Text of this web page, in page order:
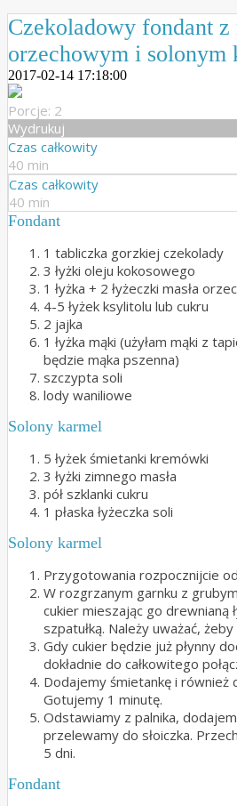
Czekoladowy fondant z
orzechowym i solonym
2017-02-14 17:18:00
Porcje: 2
Wydrukuj
Czas całkowity
40 min
Czas całkowity
40 min
Fondant
1 tabliczka gorzkiej czekolady
3 łyżki oleju kokosowego
1 łyżka + 2 łyżeczki masła
4-5 łyżek ksylitolu lub cukru
2 jajka
1 łyżka mąki (użyłam mąki z
będzie mąka pszenna)
szczypta soli
lody waniliowe
Solony karmel
5 łyżek śmietanki kremówki
3 łyżki zimnego masła
pół szklanki cukru
1 płaska łyżeczka soli
Solony karmel
Przygotowania rozpocznijcie
W rozgrzanym garnku z
cukier mieszając go drewnianą
szpatułką. Należy uważać,
Gdy cukier będzie już płynny
dokładnie do całkowitego
Dodajemy śmietankę i również
Gotujemy 1 minutę.
Odstawiamy z palnika,
przelewamy do słoiczka.
5 dni.
Fondant